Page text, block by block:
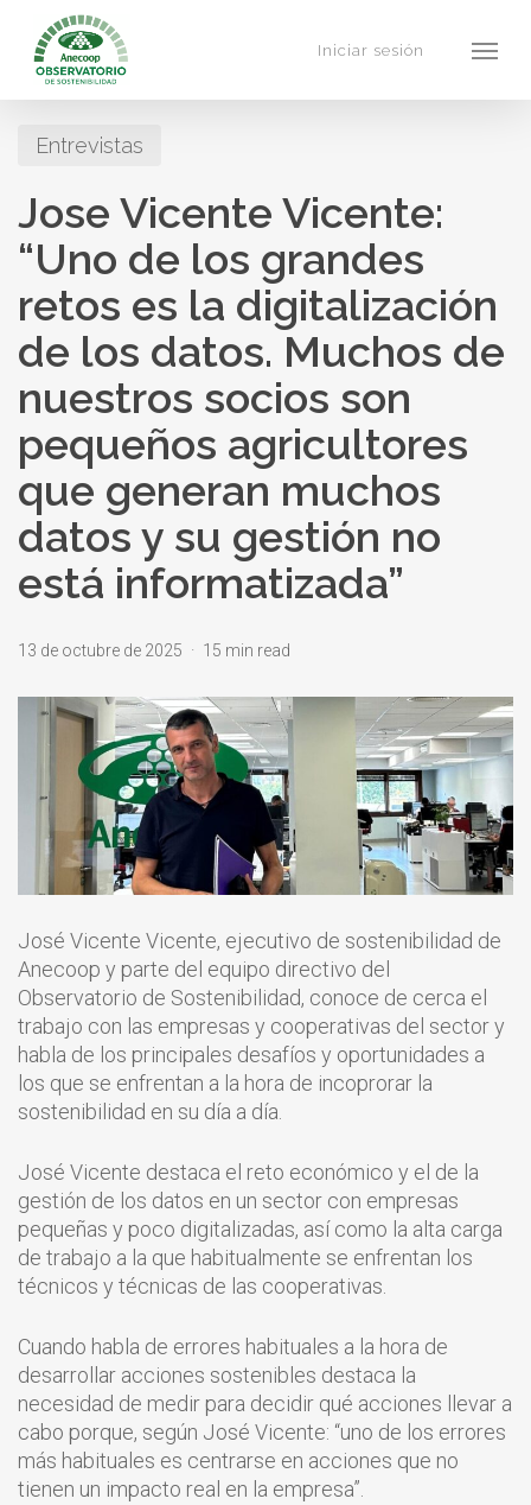
main
content
Iniciar sesión
Entrevistas
Jose Vicente Vicente:
“Uno de los grandes
retos es la digitalización
de los datos. Muchos de
nuestros socios son
pequeños agricultores
que generan muchos
datos y su gestión no
está informatizada”
13 de octubre de 2025 15 min read
José Vicente Vicente, ejecutivo de sostenibilidad de
Anecoop y parte del equipo directivo del
Observatorio de Sostenibilidad, conoce de cerca el
trabajo con las empresas y cooperativas del sector y
habla de los principales desafíos y oportunidades a
los que se enfrentan a la hora de incoprorar la
sostenibilidad en su día a día.
José Vicente destaca el reto económico y el de la
gestión de los datos en un sector con empresas
pequeñas y poco digitalizadas, así como la alta carga
de trabajo a la que habitualmente se enfrentan los
técnicos y técnicas de las cooperativas.
Cuando habla de errores habituales a la hora de
desarrollar acciones sostenibles destaca la
necesidad de medir para decidir qué acciones llevar a
cabo porque, según José Vicente: “uno de los errores
más habituales es centrarse en acciones que no
tienen un impacto real en la empresa”.